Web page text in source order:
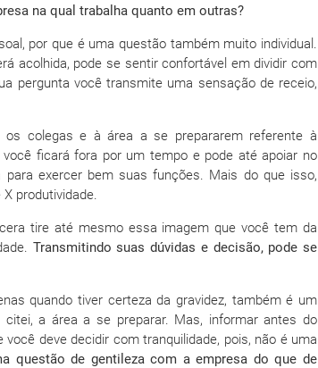
na qual trabalha quanto em outras?
por que é uma questão também muito individual.
acolhida, pode se sentir confortável em dividir com
pergunta você transmite uma sensação de receio,
os colegas e à área a se prepararem referente à
ficará fora por um tempo e pode até apoiar no
exercer bem suas funções. Mais do que isso,
produtividade.
tire até mesmo essa imagem que você tem da
Transmitindo suas dúvidas e decisão, pode se
quando tiver certeza da gravidez, também é um
a área a se preparar. Mas, informar antes do
deve decidir com tranquilidade, pois, não é uma
questão de gentileza com a empresa do que de